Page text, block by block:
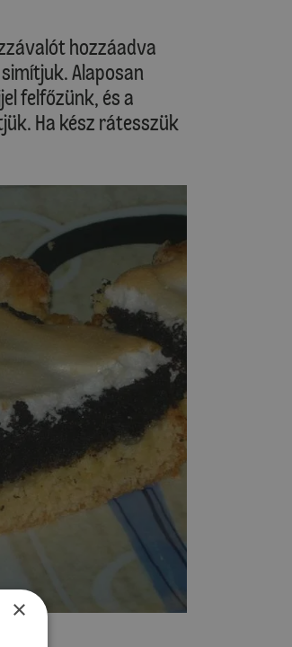
hozzáadva
Alaposan
felfőzünk, és a
Ha kész rátesszük
×